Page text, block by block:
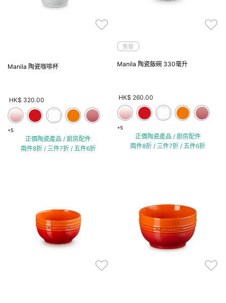
Manila 陶瓷咖啡杯
HK$ 320.00
+5
正價陶瓷產品 / 廚房配件
兩件8折 / 三件7折 / 五件6折
售罄
Manila 陶瓷飯碗 330毫升
HK$ 260.00
+5
正價陶瓷產品 / 廚房配件
兩件8折 / 三件7折 / 五件6折